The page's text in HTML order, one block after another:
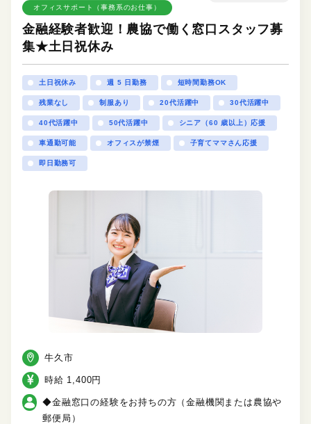
オフィスサポート（事務系のお仕事）
金融経験者歓迎！農協で働く窓口スタッフ募
集★土日祝休み
土日祝休み 週 5 日勤務 短時間勤務OK
残業なし 制服あり 20代活躍中 30代活躍中
40代活躍中 50代活躍中 シニア（60 歳以上）応援
車通勤可能 オフィスが禁煙 子育てママさん応援
即日勤務可
牛久市
時給 1,400円
◆金融窓口の経験をお持ちの方（金融機関または農協や
郵便局）